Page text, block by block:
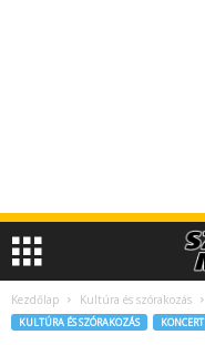
Kezdőlap Kultúra és szórakozás
KULTÚRA ÉS SZÓRAKOZÁS KONCERT